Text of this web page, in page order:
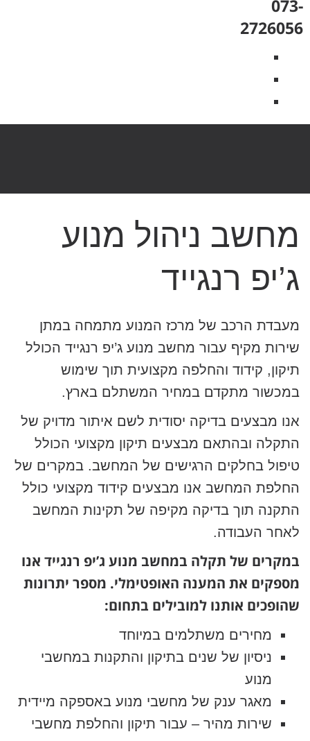
073-
2726056
מחשב ניהול מנוע
ג’יפ רנגייד
מעבדת הרכב של מרכז המנוע מתמחה במתן
שירות מקיף עבור מחשב מנוע ג’יפ רנגייד הכולל
תיקון, קידוד והחלפה מקצועית תוך שימוש
במכשור מתקדם במחיר המשתלם בארץ.
אנו מבצעים בדיקה יסודית לשם איתור מדויק של
התקלה ובהתאם מבצעים תיקון מקצועי הכולל
טיפול בחלקים הרגישים של המחשב. במקרים של
החלפת המחשב אנו מבצעים קידוד מקצועי כולל
התקנה תוך בדיקה מקיפה של תקינות המחשב
לאחר העבודה.
במקרים של תקלה במחשב מנוע ג’יפ רנגייד אנו
מספקים את המענה האופטימלי. מספר יתרונות
שהופכים אותנו למובילים בתחום:
מחירים משתלמים במיוחד
ניסיון של שנים בתיקון והתקנות במחשבי
מנוע
מאגר ענק של מחשבי מנוע באספקה מיידית
שירות מהיר – עבור תיקון והחלפת מחשבי